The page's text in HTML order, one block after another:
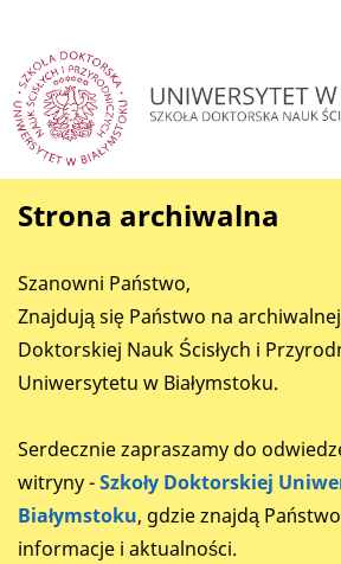
Strona archiwalna
Szanowni Państwo,
Znajdują się Państwo na
Doktorskiej Nauk Ścisłych i
Uniwersytetu w Białymstoku.
Serdecznie zapraszamy do
witryny -Szkoły Doktorskiej
Białymstoku, gdzie znajdą
informacje i aktualności.